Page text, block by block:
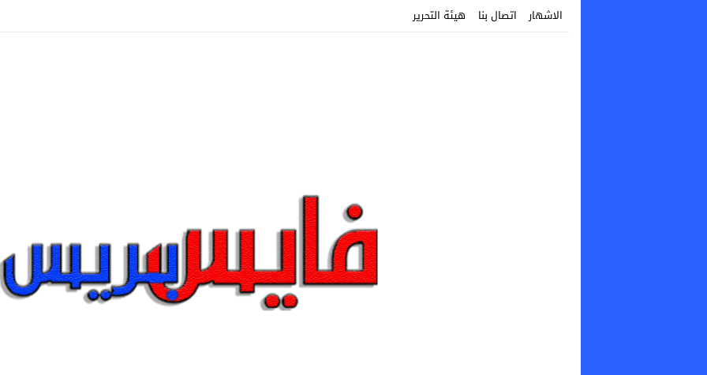
الاشهار اتصال بنا هيئة التحرير